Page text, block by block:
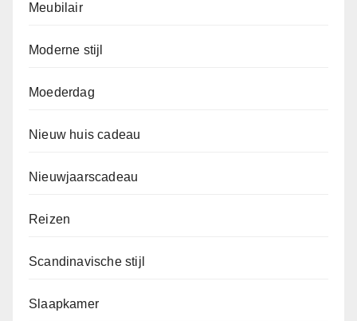
Meubilair
Moderne stijl
Moederdag
Nieuw huis cadeau
Nieuwjaarscadeau
Reizen
Scandinavische stijl
Slaapkamer